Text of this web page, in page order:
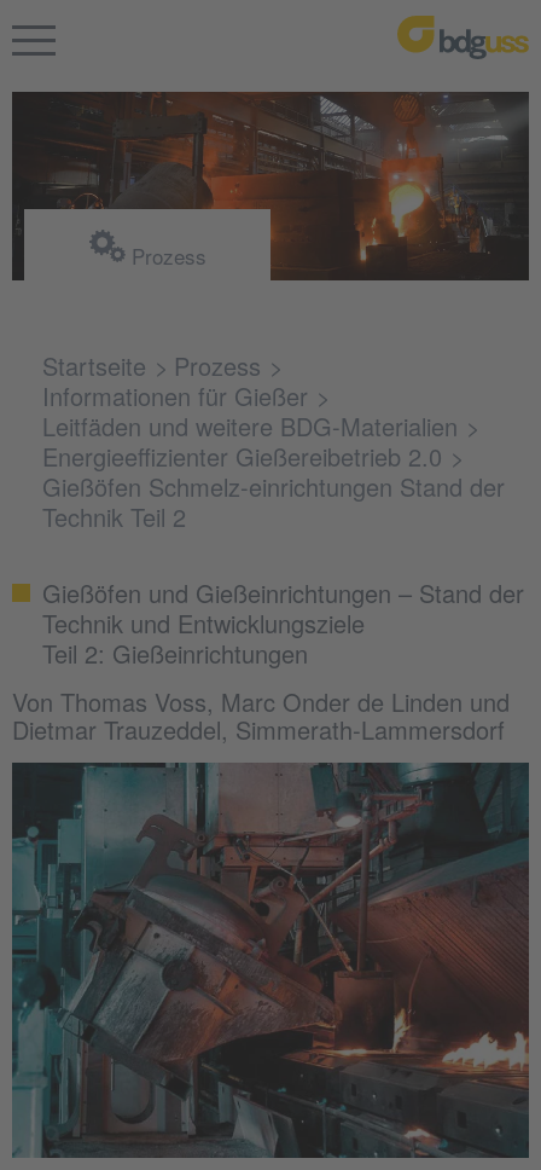
Prozess
Startseite
Prozess
Informationen für Gießer
Leitfäden und weitere BDG-Materialien
Energieeffizienter Gießereibetrieb 2.0
Gießöfen Schmelz-einrichtungen Stand der
Technik Teil 2
Gießöfen und Gießeinrichtungen – Stand der
Technik und Entwicklungsziele
Teil 2: Gießeinrichtungen
Von Thomas Voss, Marc Onder de Linden und
Dietmar Trauzeddel, Simmerath-Lammersdorf